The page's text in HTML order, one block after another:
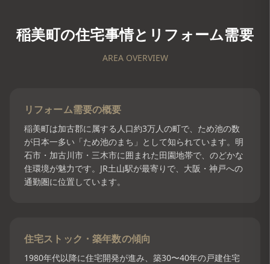
稲美町の住宅事情とリフォーム需要
AREA OVERVIEW
リフォーム需要の概要
稲美町は加古郡に属する人口約3万人の町で、ため池の数
が日本一多い「ため池のまち」として知られています。明
石市・加古川市・三木市に囲まれた田園地帯で、のどかな
住環境が魅力です。JR土山駅が最寄りで、大阪・神戸への
通勤圏に位置しています。
住宅ストック・築年数の傾向
1980年代以降に住宅開発が進み、築30〜40年の戸建住宅